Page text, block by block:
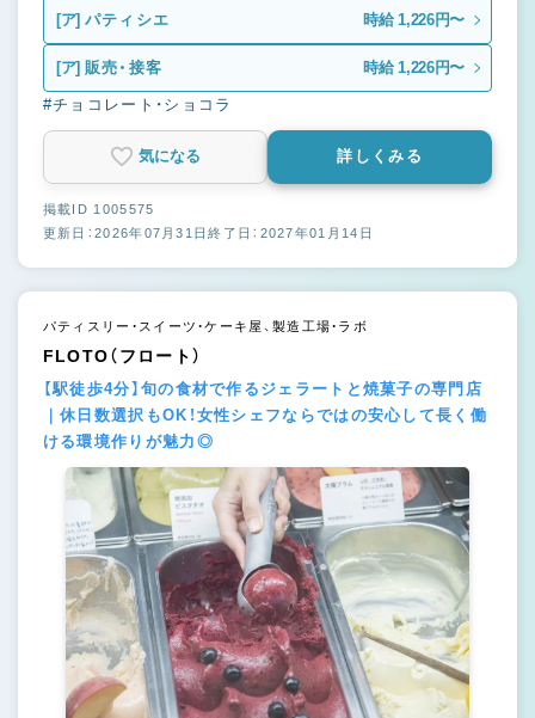
[ア] パティシエ 時給 1,226円〜
[ア] 販売・接客 時給 1,226円〜
#チョコレート・ショコラ
気になる 詳しくみる
掲載ID 1005575
更新日：2026年07月31日終了日：2027年01月14日
パティスリー・スイーツ・ケーキ屋、製造工場・ラボ
FLOTO（フロート）
【駅徒歩4分】旬の食材で作るジェラートと焼菓子の専門店
｜休日数選択もOK！女性シェフならではの安心して長く働
ける環境作りが魅力◎